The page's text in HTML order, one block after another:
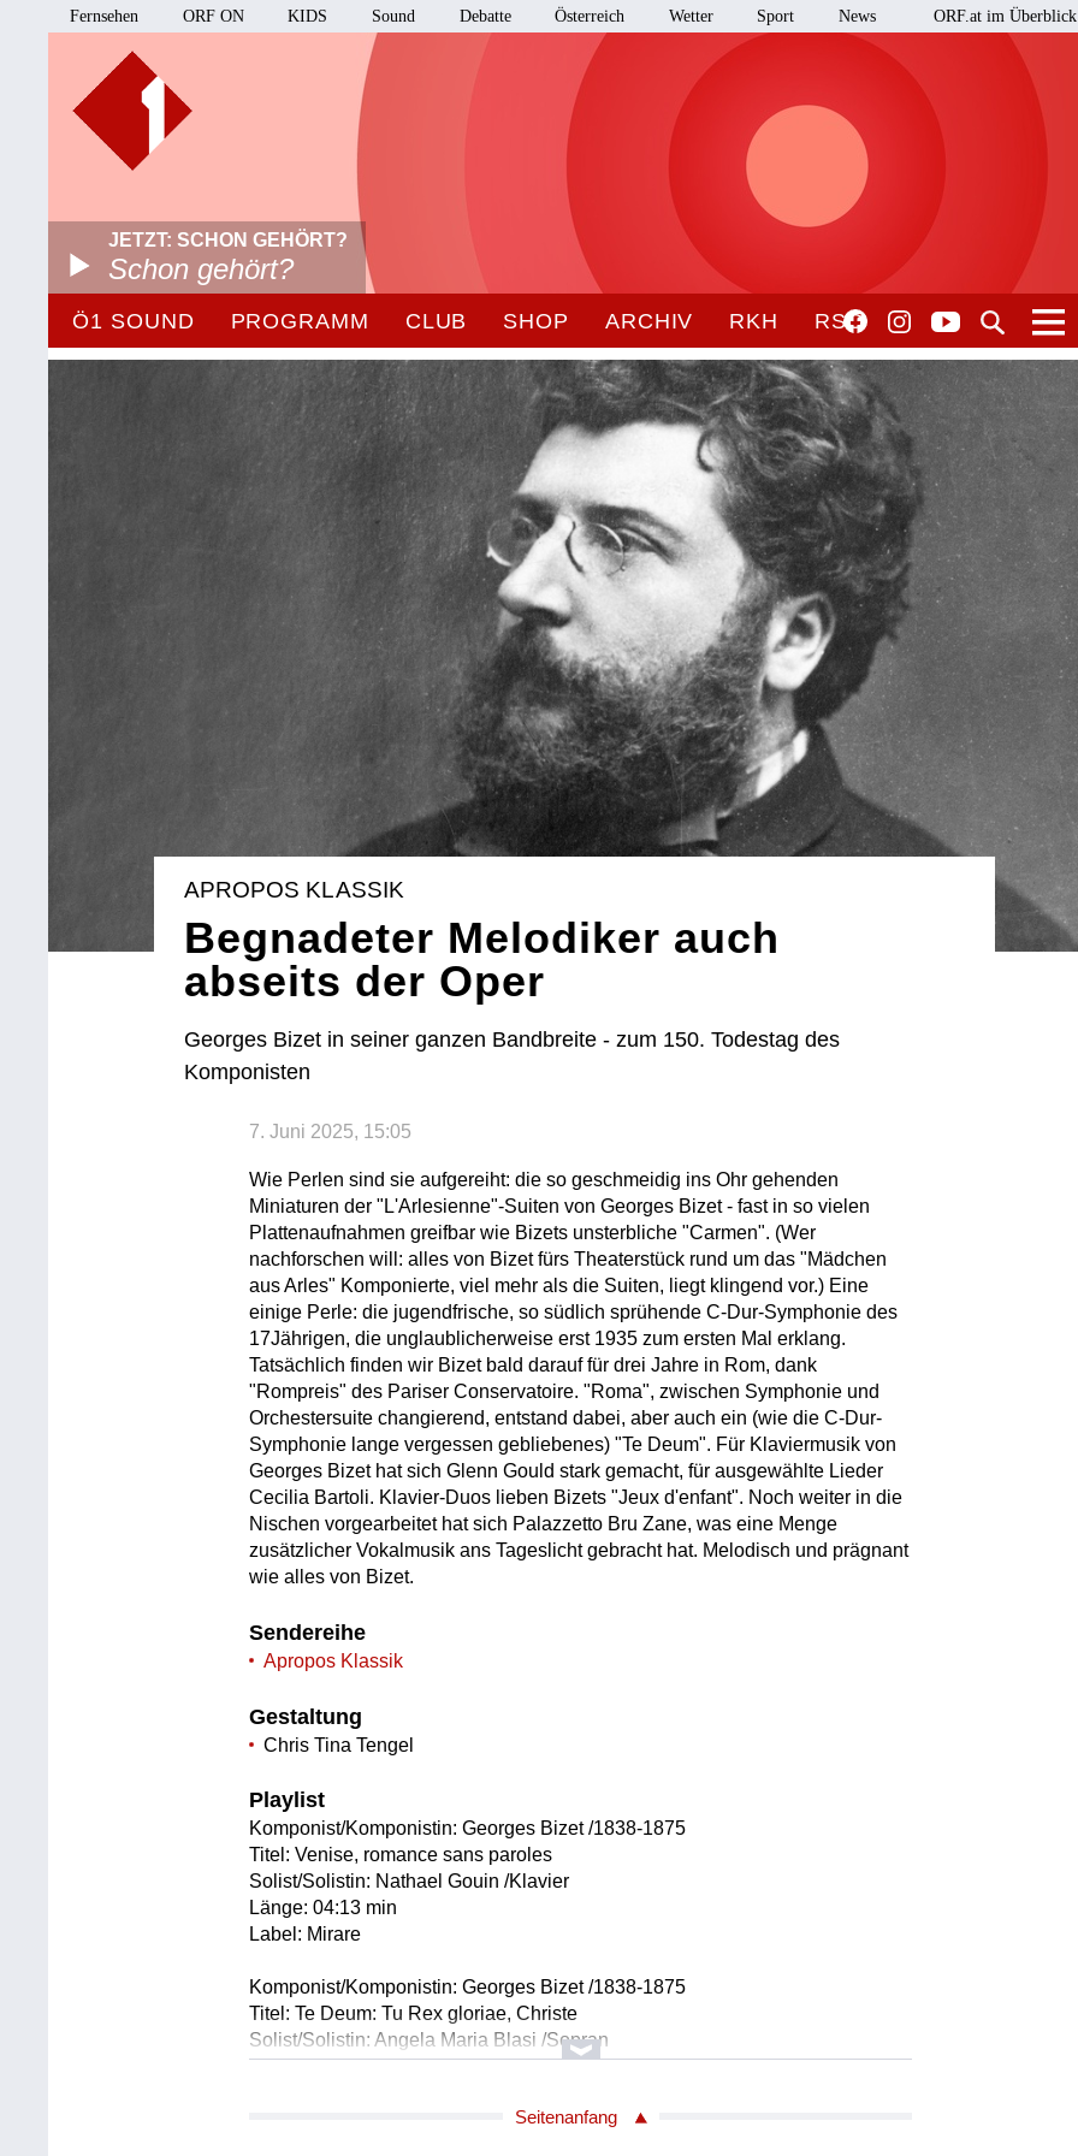
Fernsehen ORF ON KIDS Sound Debatte Österreich Wetter Sport News ORF.at im Überblick
JETZT: SCHON GEHÖRT?
Schon gehört?
Ö1 SOUND PROGRAMM CLUB SHOP ARCHIV RKH RSO
APROPOS KLASSIK
Begnadeter Melodiker auch
abseits der Oper
Georges Bizet in seiner ganzen Bandbreite - zum 150. Todestag des
Komponisten
7. Juni 2025, 15:05
Wie Perlen sind sie aufgereiht: die so geschmeidig ins Ohr gehenden
Miniaturen der "L'Arlesienne"-Suiten von Georges Bizet - fast in so vielen
Plattenaufnahmen greifbar wie Bizets unsterbliche "Carmen". (Wer
nachforschen will: alles von Bizet fürs Theaterstück rund um das "Mädchen
aus Arles" Komponierte, viel mehr als die Suiten, liegt klingend vor.) Eine
einige Perle: die jugendfrische, so südlich sprühende C-Dur-Symphonie des
17Jährigen, die unglaublicherweise erst 1935 zum ersten Mal erklang.
Tatsächlich finden wir Bizet bald darauf für drei Jahre in Rom, dank
"Rompreis" des Pariser Conservatoire. "Roma", zwischen Symphonie und
Orchestersuite changierend, entstand dabei, aber auch ein (wie die C-Dur-
Symphonie lange vergessen gebliebenes) "Te Deum". Für Klaviermusik von
Georges Bizet hat sich Glenn Gould stark gemacht, für ausgewählte Lieder
Cecilia Bartoli. Klavier-Duos lieben Bizets "Jeux d'enfant". Noch weiter in die
Nischen vorgearbeitet hat sich Palazzetto Bru Zane, was eine Menge
zusätzlicher Vokalmusik ans Tageslicht gebracht hat. Melodisch und prägnant
wie alles von Bizet.
Sendereihe
Apropos Klassik
Gestaltung
Chris Tina Tengel
Playlist
Komponist/Komponistin: Georges Bizet /1838-1875
Titel: Venise, romance sans paroles
Solist/Solistin: Nathael Gouin /Klavier
Länge: 04:13 min
Label: Mirare
Komponist/Komponistin: Georges Bizet /1838-1875
Titel: Te Deum: Tu Rex gloriae, Christe
Solist/Solistin: Angela Maria Blasi /Sopran
Solist/Solistin: Christian Elsner /Tenor
Orchester: Münchner SymphonikerSeitenanfang